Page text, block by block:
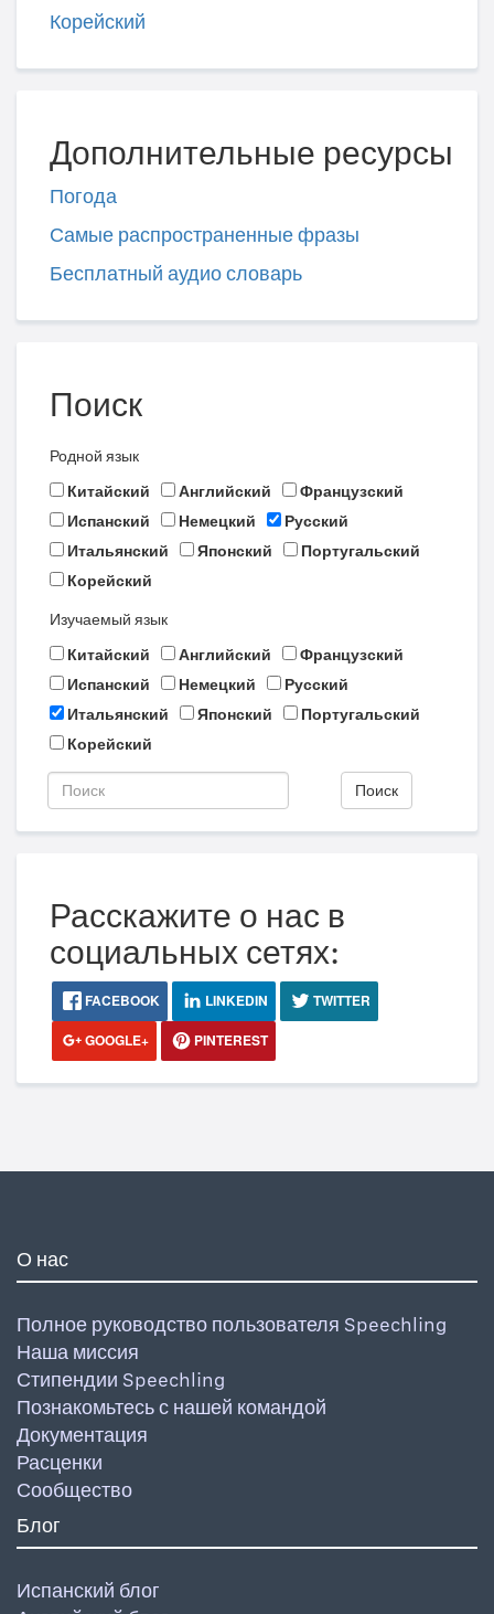
Корейский
Дополнительные ресурсы
Погода
Самые распространенные фразы
Бесплатный аудио словарь
Поиск
Родной язык
Китайский
Английский
Французский
Испанский
Немецкий
Русский
Итальянский
Японский
Португальский
Корейский
Изучаемый язык
Китайский
Английский
Французский
Испанский
Немецкий
Русский
Итальянский
Японский
Португальский
Корейский
Поиск
Расскажите о нас в
социальных сетях:
FACEBOOK LINKEDIN
TWITTER
GOOGLE+
PINTEREST
О нас
Полное руководство пользователя Speechling
Наша миссия
Стипендии Speechling
Познакомьтесь с нашей командой
Документация
Расценки
Сообщество
Блог
Испанский блог